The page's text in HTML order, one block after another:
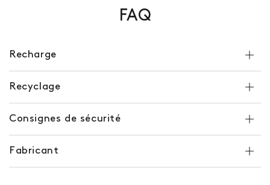
FAQ
Recharge
Recyclage
Consignes de sécurité
Fabricant